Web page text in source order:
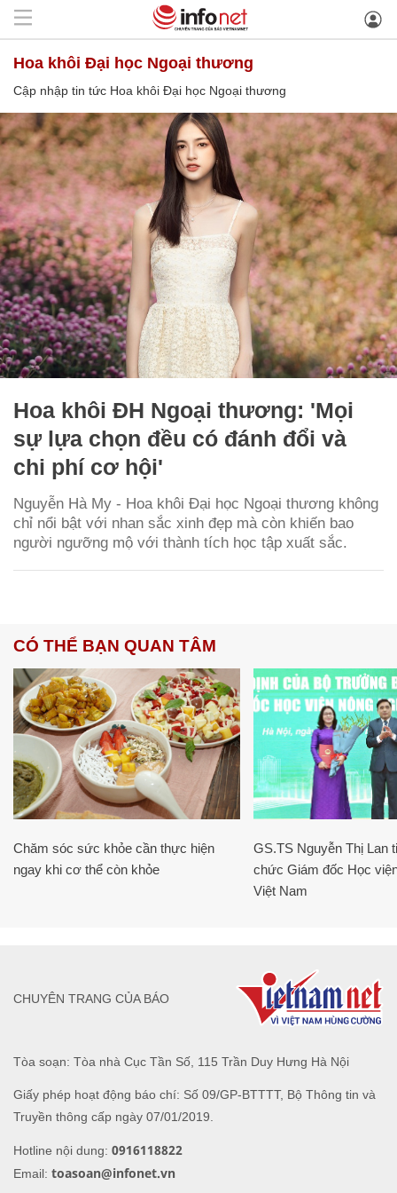
Hoa khôi Đại học Ngoại thương
Cập nhập tin tức Hoa khôi Đại học Ngoại thương
Hoa khôi ĐH Ngoại thương: 'Mọi
sự lựa chọn đều có đánh đổi và
chi phí cơ hội'
Nguyễn Hà My - Hoa khôi Đại học Ngoại thương không
chỉ nổi bật với nhan sắc xinh đẹp mà còn khiến bao
người ngưỡng mộ với thành tích học tập xuất sắc.
CÓ THỂ BẠN QUAN TÂM
Chăm sóc sức khỏe cần thực hiện
ngay khi cơ thể còn khỏe
GS.TS Nguyễn Thị Lan
chức Giám đốc Học
Việt Nam
Tòa soạn: Tòa nhà Cục Tần Số, 115 Trần Duy Hưng Hà Nội
Giấy phép hoạt động báo chí: Số 09/GP-BTTTT, Bộ Thông tin và
Truyền thông cấp ngày 07/01/2019.
Hotline nội dung: 0916118822
Email: toasoan@infonet.vn
CHUYÊN TRANG CỦA BÁO